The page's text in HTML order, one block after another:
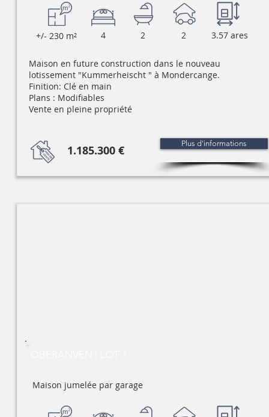
+/- 230 m² 4 2 2 3.57 ares
Maison en future construction dans le nouveau
lotissement "Kummerheischt " à Mondercange.
Finition: Clé en main
Plans : Modifiables
Vente en pleine propriété
1.185.300 € Plus d'informations
Maison jumelée par garage